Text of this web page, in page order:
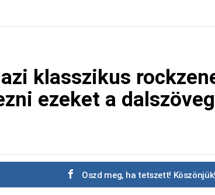
klasszikus
ezeket a
Oszd meg, ha tetszett! Köszönjük!